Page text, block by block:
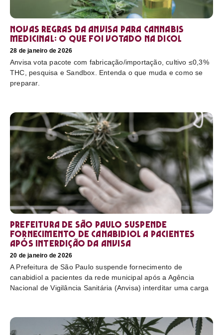
Novas regras da Anvisa para cannabis
medicinal: o que foi votado na Dicol
28 de janeiro de 2026
Anvisa vota pacote com fabricação/importação, cultivo ≤0,3%
THC, pesquisa e Sandbox. Entenda o que muda e como se
preparar.
Prefeitura de São Paulo suspende
fornecimento de canabidiol a pacientes
após interdição da Anvisa
20 de janeiro de 2026
A Prefeitura de São Paulo suspende fornecimento de
canabidiol a pacientes da rede municipal após a Agência
Nacional de Vigilância Sanitária (Anvisa) interditar uma carga